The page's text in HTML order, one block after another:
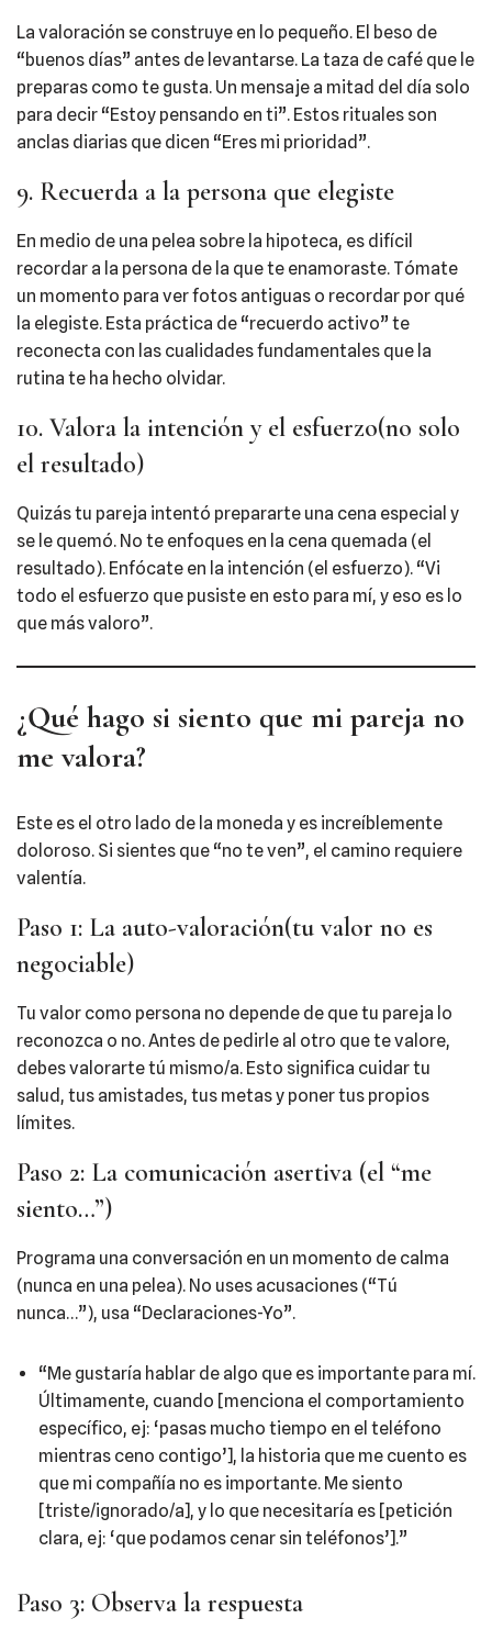
La valoración se construye en lo pequeño. El beso de
“buenos días” antes de levantarse. La taza de café que le
preparas como te gusta. Un mensaje a mitad del día solo
para decir “Estoy pensando en ti”. Estos rituales son
anclas diarias que dicen “Eres mi prioridad”.
9. Recuerda a la persona que elegiste
En medio de una pelea sobre la hipoteca, es difícil
recordar a la persona de la que te enamoraste. Tómate
un momento para ver fotos antiguas o recordar por qué
la elegiste. Esta práctica de “recuerdo activo” te
reconecta con las cualidades fundamentales que la
rutina te ha hecho olvidar.
10. Valora la intención y el esfuerzo(no solo
el resultado)
Quizás tu pareja intentó prepararte una cena especial y
se le quemó. No te enfoques en la cena quemada (el
resultado). Enfócate en la intención (el esfuerzo). “Vi
todo el esfuerzo que pusiste en esto para mí, y eso es lo
que más valoro”.
¿Qué hago si siento que mi pareja no
me valora?
Este es el otro lado de la moneda y es increíblemente
doloroso. Si sientes que “no te ven”, el camino requiere
valentía.
Paso 1: La auto-valoración(tu valor no es
negociable)
Tu valor como persona no depende de que tu pareja lo
reconozca o no. Antes de pedirle al otro que te valore,
debes valorarte tú mismo/a. Esto significa cuidar tu
salud, tus amistades, tus metas y poner tus propios
límites.
Paso 2: La comunicación asertiva (el “me
siento…”)
Programa una conversación en un momento de calma
(nunca en una pelea). No uses acusaciones (“Tú
nunca…”), usa “Declaraciones-Yo”.
“Me gustaría hablar de algo que es importante para mí.
Últimamente, cuando [menciona el comportamiento
específico, ej: ‘pasas mucho tiempo en el teléfono
mientras ceno contigo’], la historia que me cuento es
que mi compañía no es importante. Me siento
[triste/ignorado/a], y lo que necesitaría es [petición
clara, ej: ‘que podamos cenar sin teléfonos’].”
Paso 3: Observa la respuesta